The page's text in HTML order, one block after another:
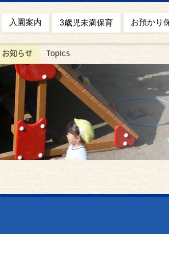
入園案内 3歳児未満保育 お預かり
お知らせ Topics